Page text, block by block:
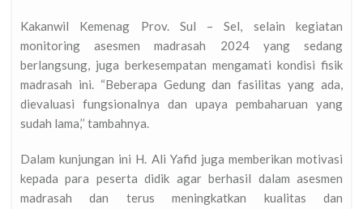
Kakanwil Kemenag Prov. Sul – Sel, selain kegiatan
monitoring asesmen madrasah 2024 yang sedang
berlangsung, juga berkesempatan mengamati kondisi fisik
madrasah ini. “Beberapa Gedung dan fasilitas yang ada,
dievaluasi fungsionalnya dan upaya pembaharuan yang
sudah lama,’’ tambahnya.
Dalam kunjungan ini H. Ali Yafid juga memberikan motivasi
kepada para peserta didik agar berhasil dalam asesmen
madrasah dan terus meningkatkan kualitas dan